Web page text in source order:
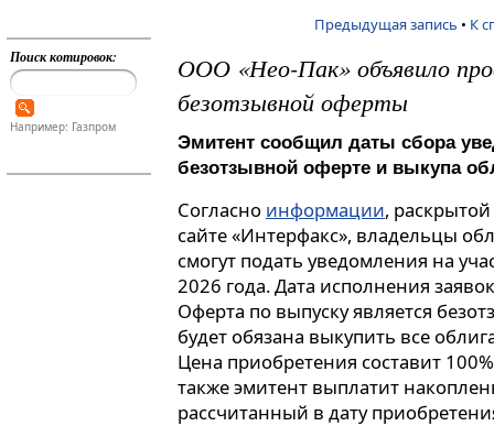
Поиск котировок:
Например: Газпром
Предыдущая запись • К
ООО «Нео-Пак» объявило
безотзывной оферты
Эмитент сообщил даты сбора
безотзывной оферте и выкупа
Согласно информации,
сайте «Интерфакс», владельцы
смогут подать уведомления на
2026 года. Дата исполнения
Оферта по выпуску является
будет обязана выкупить все
Цена приобретения составит
также эмитент выплатит
рассчитанный в дату